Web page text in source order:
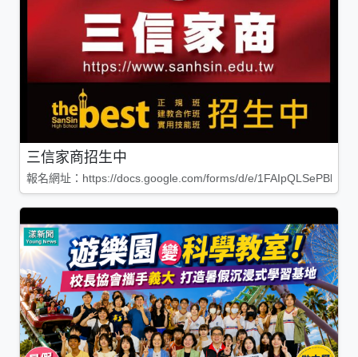
三信家商招生中
報名網址：https://docs.google.com/forms/d/e/